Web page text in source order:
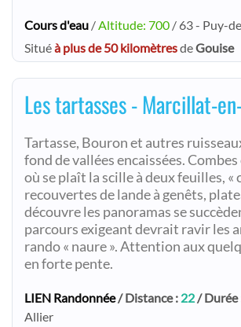
Cours d'eau /Altitude: 700 / 63 - Puy-
Situéà plus de 50 kilomètresdeGouise
Les tartasses - Marcillat-
Tartasse, Bouron et autres
fond de vallées encaissées.
où se plaît la scille à deux feuilles, «
recouvertes de lande à genêts,
découvre les panoramas se
parcours exigeant devrait ravir les
rando « naure ». Attention aux
en forte pente.
LIEN Randonnée/ Distance : 22/ Durée
Allier